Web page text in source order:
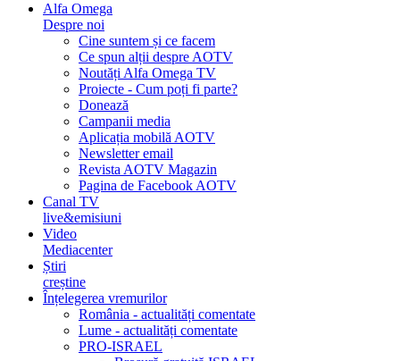
Alfa Omega
Despre noi
Cine suntem și ce facem
Ce spun alții despre AOTV
Noutăți Alfa Omega TV
Proiecte - Cum poți fi parte?
Donează
Campanii media
Aplicația mobilă AOTV
Newsletter email
Revista AOTV Magazin
Pagina de Facebook AOTV
Canal TV
live&emisiuni
Video
Mediacenter
Știri
creștine
Înțelegerea vremurilor
România - actualități comentate
Lume - actualități comentate
PRO-ISRAEL